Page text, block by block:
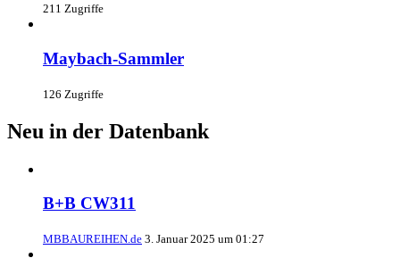
211 Zugriffe
Maybach-Sammler
126 Zugriffe
Neu in der Datenbank
B+B CW311
MBBAUREIHEN.de 3. Januar 2025 um 01:27